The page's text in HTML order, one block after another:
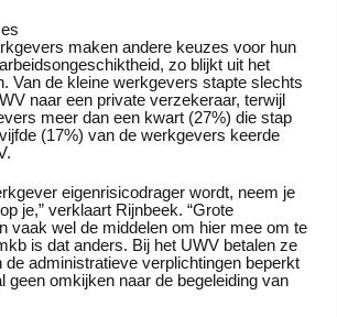
maken andere keuzes voor hun
zo blijkt uit het
Van de kleine werkgevers stapte slechts
naar een private verzekeraar, terwijl
meer dan een kwart (27%) die stap
(17%) van de werkgevers keerde
eigenrisicodrager wordt, neem je
je,” verklaart Rijnbeek. “Grote
vaak wel de middelen om hier mee om te
is dat anders. Bij het UWV betalen ze
de administratieve verplichtingen beperkt
geen omkijken naar de begeleiding van